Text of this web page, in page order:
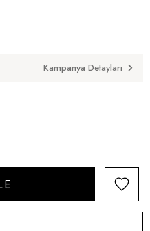
Kampanya Detayları